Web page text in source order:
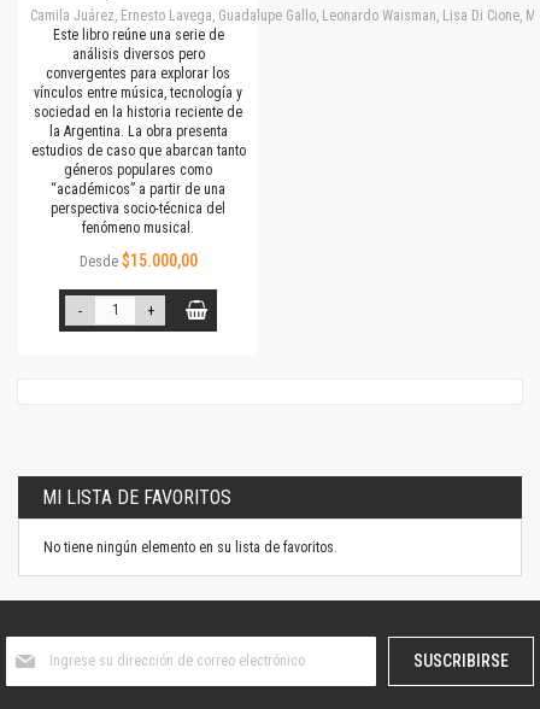
Camila Juárez, Ernesto Lavega, Guadalupe Gallo, Leonardo Waisman, Lisa Di Cione,
Este libro reúne una serie de
análisis diversos pero
convergentes para explorar los
vínculos entre música, tecnología y
sociedad en la historia reciente de
la Argentina. La obra presenta
estudios de caso que abarcan tanto
géneros populares como
“académicos” a partir de una
perspectiva socio-técnica del
fenómeno musical.
Desde $15.000,00
- +
MI LISTA DE FAVORITOS
No tiene ningún elemento en su lista de favoritos.
boletín
SUSCRIBIRSE